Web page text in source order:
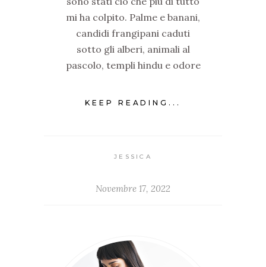
mi ha colpito. Palme e banani,
candidi frangipani caduti
sotto gli alberi, animali al
pascolo, templi hindu e odore
KEEP READING...
JESSICA
Novembre 17, 2022